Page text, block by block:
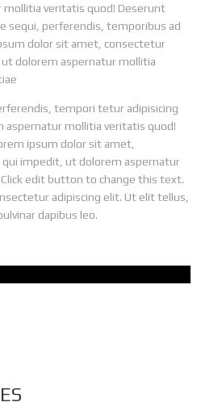
veritatis quod! Deserunt
sequi, perferendis, temporibus ad
dolor sit amet, consectetur
dolorem aspernatur mollitia
tempori tetur adipisicing
mollitia veritatis quod!
ipsum dolor sit amet,
impedit, ut dolorem aspernatur
edit button to change this text.
adipiscing elit. Ut elit tellus,
dapibus leo.